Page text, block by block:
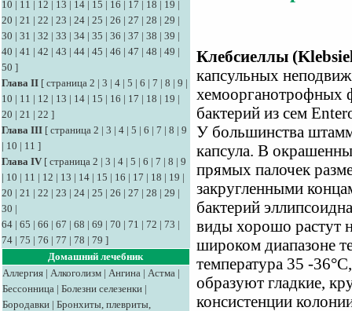
10 | 11 | 12 | 13 | 14 | 15 | 16 | 17 | 18 | 19 |
20 | 21 | 22 | 23 | 24 | 25 | 26 | 27 | 28 | 29 |
30 | 31 | 32 | 33 | 34 | 35 | 36 | 37 | 38 | 39 |
40 | 41 | 42 | 43 | 44 | 45 | 46 | 47 | 48 | 49 |
50 ]
Глава II [ страница 2 | 3 | 4 | 5 | 6 | 7 | 8 | 9 |
10 | 11 | 12 | 13 | 14 | 15 | 16 | 17 | 18 | 19 |
20 | 21 | 22 ]
Глава III [ страница 2 | 3 | 4 | 5 | 6 | 7 | 8 | 9
| 10 | 11 ]
Глава IV [ страница 2 | 3 | 4 | 5 | 6 | 7 | 8 | 9
| 10 | 11 | 12 | 13 | 14 | 15 | 16 | 17 | 18 | 19 |
20 | 21 | 22 | 23 | 24 | 25 | 26 | 27 | 28 | 29 |
30 |
64 | 65 | 66 | 67 | 68 | 69 | 70 | 71 | 72 | 73 |
74 | 75 | 76 | 77 | 78 | 79 ]
Домашний лечебник
Аллергия | Алкоголизм | Ангина | Астма |
Бессонница | Болезни селезенки |
Бородавки | Бронхиты, плевриты,
Клебсиеллы
капсульных
хемоорганотрофных
бактерий из сем
У большинства
капсула. В
прямых палочек
закругленными
бактерий
виды хорошо растут
широком диапазоне
температура 35 -
образуют гладкие,
консистенции